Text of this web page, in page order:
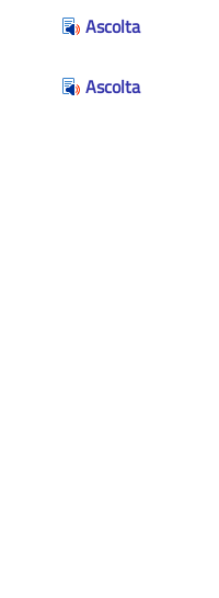
Ascolta
Ascolta